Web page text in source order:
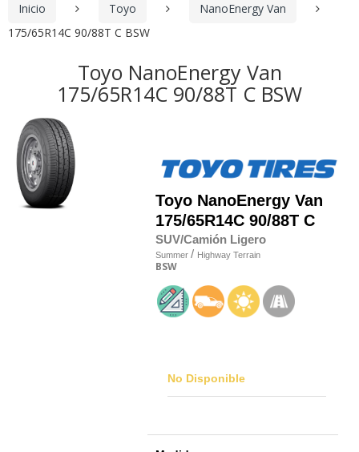
Inicio Toyo
NanoEnergy Van
175/65R14C 90/88T C BSW
Toyo NanoEnergy Van
175/65R14C 90/88T C BSW
Toyo NanoEnergy Van
175/65R14C 90/88T C
SUV/Camión Ligero
Summer / Highway Terrain
BSW
No Disponible